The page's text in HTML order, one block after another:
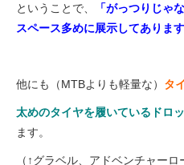
ということで、
「がっつりじゃ
スペース多めに展示してあります
他にも（MTBよりも軽量な） タ
太めのタイヤを履いているドロ
ます。
（↑グラベル、アドベンチャーロ